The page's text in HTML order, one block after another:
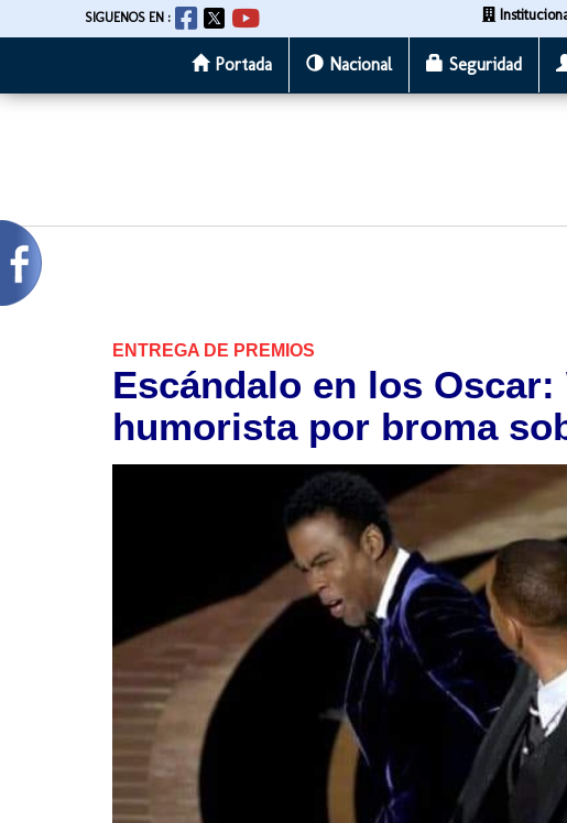
al
SIGUENOS EN :
Portada Nacional Seguridad
ENTREGA DE PREMIOS
Escándalo en los
humorista por broma